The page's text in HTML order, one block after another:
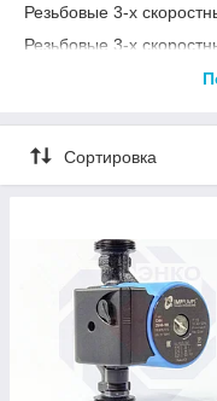
Резьбовые 3-х
Резьбовые 3-х
перекачивания жидких
вентиляции,
Насосы представлены
Сортировка